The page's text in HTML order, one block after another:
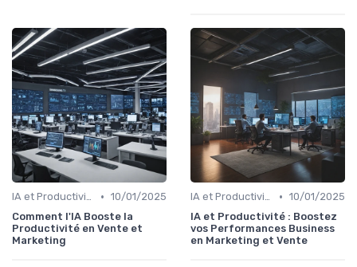
IA et Productivité • 10/01/2025
Comment l'IA Booste la
Productivité en Vente et
Marketing
IA et Productivité • 10/01/2025
IA et Productivité : Boostez
vos Performances Business
en Marketing et Vente